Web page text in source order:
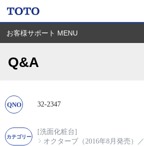
お客様サポート MENU
Q&A
32-2347
[洗面化粧台]
オクターブ（2016年8月発売）
／